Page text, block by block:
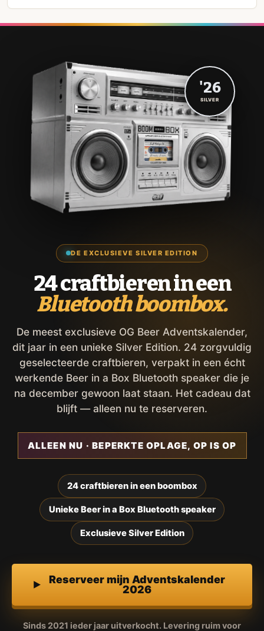
DE EXCLUSIEVE SILVER EDITION
24 craftbieren in een
Bluetooth boombox.
De meest exclusieve OG Beer Adventskalender,
dit jaar in een unieke Silver Edition. 24 zorgvuldig
geselecteerde craftbieren, verpakt in een écht
werkende Beer in a Box Bluetooth speaker die je
na december gewoon laat staan. Het cadeau dat
blijft — alleen nu te reserveren.
ALLEEN NU · BEPERKTE OPLAGE, OP IS OP
24 craftbieren in een boombox
Unieke Beer in a Box Bluetooth speaker
Exclusieve Silver Edition
Reserveer mijn Adventskalender
2026
Sinds 2021 ieder jaar uitverkocht. Levering ruim voor
'26
SILVER